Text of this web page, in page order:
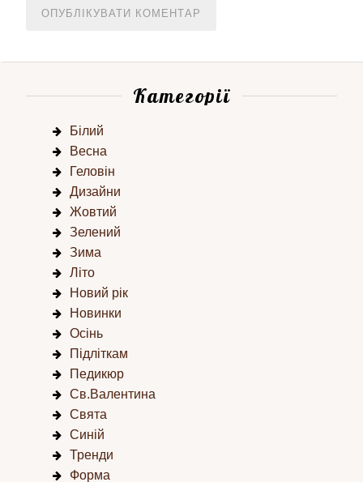
Категорії
Білий
Весна
Геловін
Дизайни
Жовтий
Зелений
Зима
Літо
Новий рік
Новинки
Осінь
Підліткам
Педикюр
Св.Валентина
Свята
Синій
Тренди
Форма